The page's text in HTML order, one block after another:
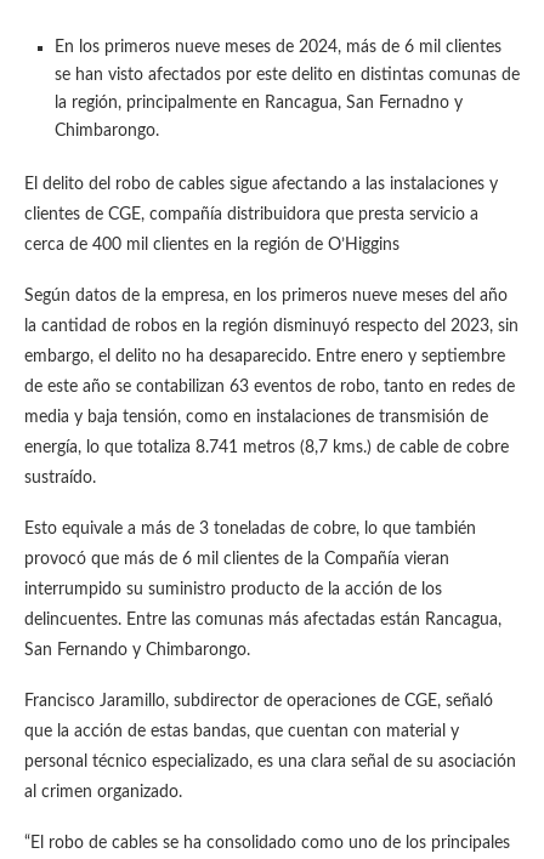
En los primeros nueve meses de 2024, más de 6 mil clientes
se han visto afectados por este delito en distintas comunas de
la región, principalmente en Rancagua, San Fernadno y
Chimbarongo.
El delito del robo de cables sigue afectando a las instalaciones y
clientes de CGE, compañía distribuidora que presta servicio a
cerca de 400 mil clientes en la región de O’Higgins
Según datos de la empresa, en los primeros nueve meses del año
la cantidad de robos en la región disminuyó respecto del 2023, sin
embargo, el delito no ha desaparecido. Entre enero y septiembre
de este año se contabilizan 63 eventos de robo, tanto en redes de
media y baja tensión, como en instalaciones de transmisión de
energía, lo que totaliza 8.741 metros (8,7 kms.) de cable de cobre
sustraído.
Esto equivale a más de 3 toneladas de cobre, lo que también
provocó que más de 6 mil clientes de la Compañía vieran
interrumpido su suministro producto de la acción de los
delincuentes. Entre las comunas más afectadas están Rancagua,
San Fernando y Chimbarongo.
Francisco Jaramillo, subdirector de operaciones de CGE, señaló
que la acción de estas bandas, que cuentan con material y
personal técnico especializado, es una clara señal de su asociación
al crimen organizado.
“El robo de cables se ha consolidado como uno de los principales